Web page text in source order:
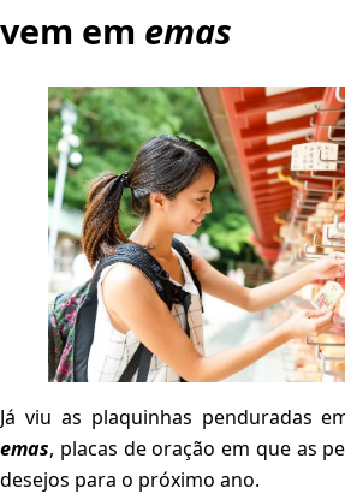
vem em emas
Já viu as plaquinhas penduradas
emas, placas de oração em que as
desejos para o próximo ano.